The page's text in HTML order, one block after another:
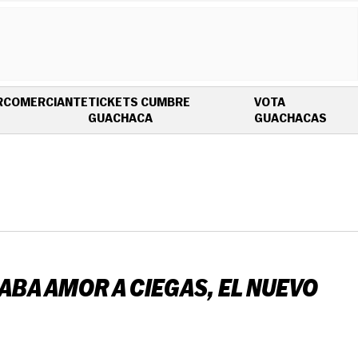
COMERCIANTETICKETS CUMBRE
GUACHACAOPENS IN NEW WINDOW
VOTA
GUACHACAS
AMOR A CIEGAS, EL NUEVO